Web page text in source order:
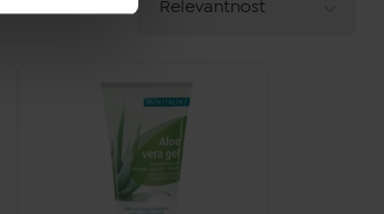
POREDAJ PO Relevantnost
Najviša cijena